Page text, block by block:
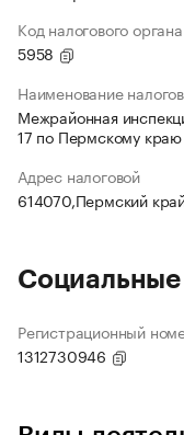
Код налогового органа
5958
Наименование
Межрайонная
17 по Пермскому краю
Адрес налоговой
614070,Пермский
Регистрационный
1312730946